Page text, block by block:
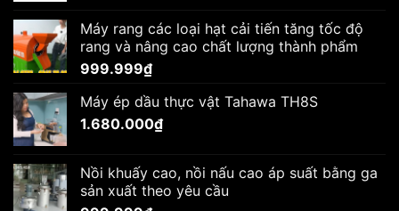
1.650.000₫. là:
1.530.000₫.
Máy rang các loại hạt cải tiến tăng tốc độ
rang và nâng cao chất lượng thành phẩm
999.999₫
Máy ép dầu thực vật Tahawa TH8S
1.680.000₫
Nồi khuấy cao, nồi nấu cao áp suất bằng ga
sản xuất theo yêu cầu